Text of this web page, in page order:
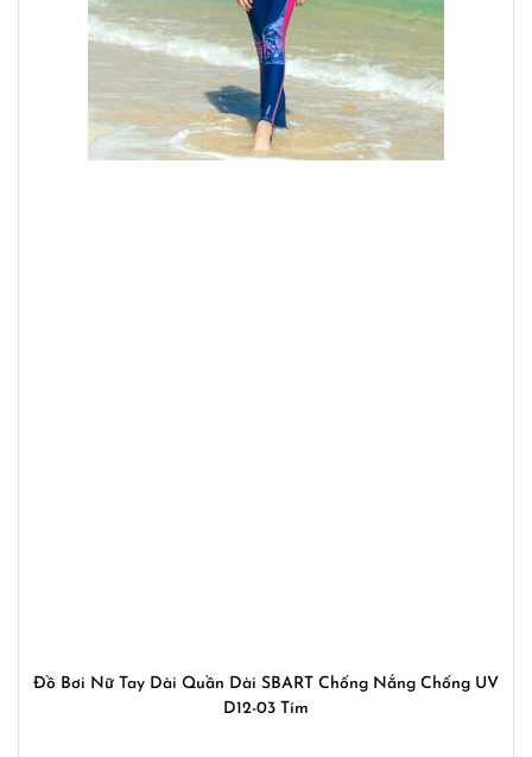
Đồ Bơi Nữ Tay Dài Quần Dài SBART Chống Nắng Chống UV
D12-03 Tím